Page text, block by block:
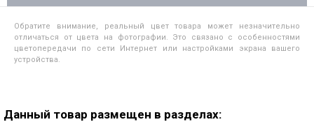
Обратите внимание, реальный цвет товара может незначительно
отличаться от цвета на фотографии. Это связано с особенностями
цветопередачи по сети Интернет или настройками экрана вашего
устройства.
Данный товар размещен в разделах: